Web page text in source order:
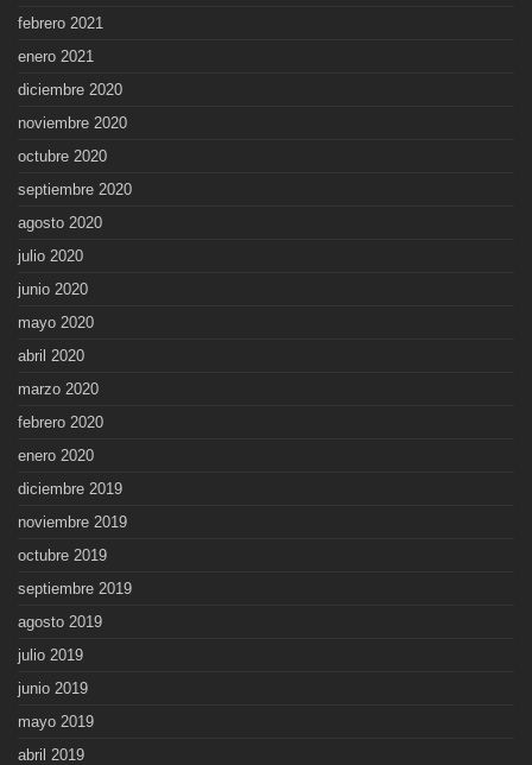
febrero 2021
enero 2021
diciembre 2020
noviembre 2020
octubre 2020
septiembre 2020
agosto 2020
julio 2020
junio 2020
mayo 2020
abril 2020
marzo 2020
febrero 2020
enero 2020
diciembre 2019
noviembre 2019
octubre 2019
septiembre 2019
agosto 2019
julio 2019
junio 2019
mayo 2019
abril 2019